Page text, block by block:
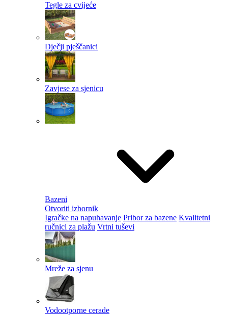
Tegle za cvijeće
Dječji pješčanici
Zavjese za sjenicu
Bazeni
Otvoriti izbornik
Igračke na napuhavanje Pribor za bazene Kvalitetni
ručnici za plažu Vrtni tuševi
Mreže za sjenu
Vodootporne cerade